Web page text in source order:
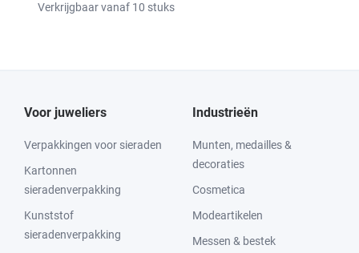
Verkrijgbaar vanaf 10 stuks
Voor juweliers
Verpakkingen voor sieraden
Kartonnen
sieradenverpakking
Kunststof
sieradenverpakking
Industrieën
Munten, medailles &
decoraties
Cosmetica
Modeartikelen
Messen & bestek